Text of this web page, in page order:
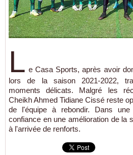
L e Casa Sports, après avoir
lors de la saison 2021-2022,
moments délicats. Malgré les
Cheikh Ahmed Tidiane Cissé reste
de l'équipe à rebondir. Dans
confiance en une amélioration de la
à l'arrivée de renforts.